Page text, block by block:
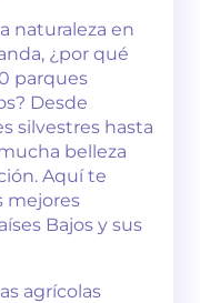
naturaleza en
¿por qué
parques
Desde
silvestres hasta
belleza
Aquí te
mejores
Bajos y sus
agrícolas